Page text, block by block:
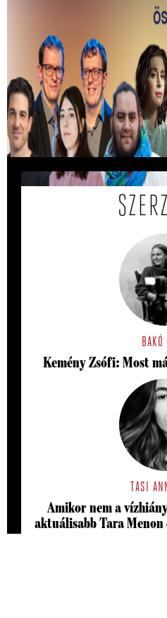
Kiválasztották a
Alkotótárs
Közülük kerül ki
BAKÓ
Kemény Zsófi: Most
TASI
Amikor nem a
aktuálisabb Tara